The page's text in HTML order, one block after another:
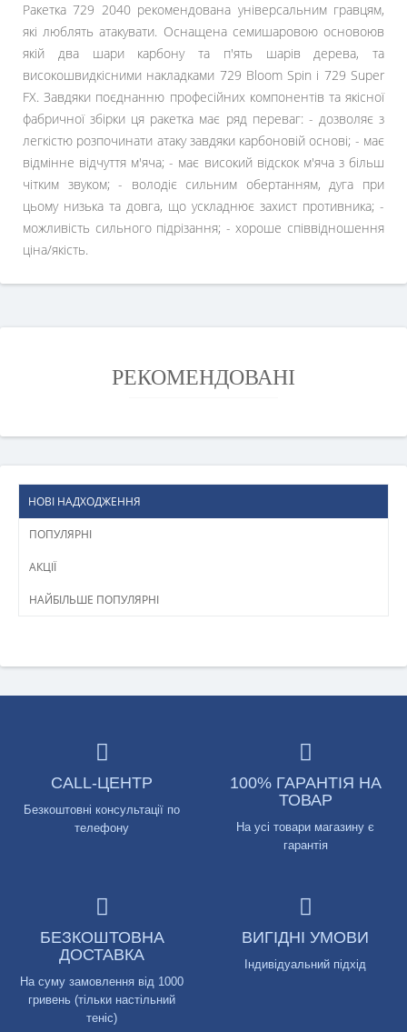
Ракетка 729 2040 рекомендована універсальним гравцям,
які люблять атакувати. Оснащена семишаровою основоюв
якій два шари карбону та п'ять шарів дерева, та
високошвидкісними накладками 729 Bloom Spin і 729 Super
FX. Завдяки поєднанню професійних компонентів та якісної
фабричної збірки ця ракетка має ряд переваг: - дозволяє з
легкістю розпочинати атаку завдяки карбоновій основі; - має
відмінне відчуття м'яча; - має високий відскок м'яча з більш
чітким звуком; - володіє сильним обертанням, дуга при
цьому низька та довга, що ускладнює захист противника; -
можливість сильного підрізання; - хороше співвідношення
ціна/якість.
РЕКОМЕНДОВАНІ
НОВІ НАДХОДЖЕННЯ
ПОПУЛЯРНІ
АКЦІЇ
НАЙБІЛЬШЕ ПОПУЛЯРНІ
CALL-ЦЕНТР
Безкоштовні консультації по
телефону
100% ГАРАНТІЯ НА
ТОВАР
На усі товари магазину є
гарантія
БЕЗКОШТОВНА
ДОСТАВКА
На суму замовлення від 1000
гривень (тільки настільний
теніс)
ВИГІДНІ УМОВИ
Індивідуальний підхід